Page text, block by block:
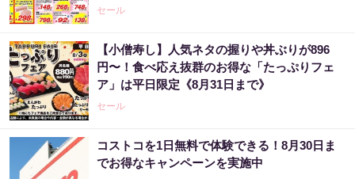
セール
【小僧寿し】人気ネタの握りや丼ぶりが896
円〜！食べ応え抜群のお得な「たっぷりフェ
ア」は平日限定《8月31日まで》
セール
コストコを1日無料で体験できる！8月30日ま
でお得なキャンペーンを実施中